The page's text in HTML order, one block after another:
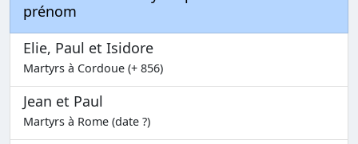
prénom
Elie, Paul et Isidore
Martyrs à Cordoue (+ 856)
Jean et Paul
Martyrs à Rome (date ?)